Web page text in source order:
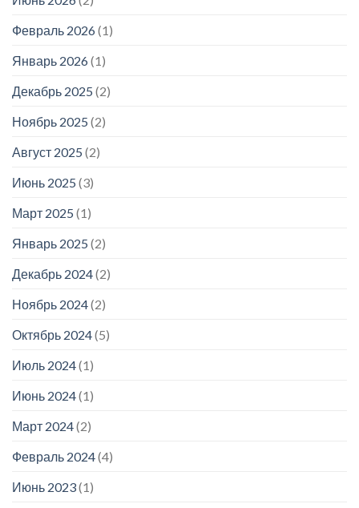
Февраль 2026(1)
Январь 2026(1)
Декабрь 2025 (2)
Ноябрь 2025 (2)
Август 2025 (2)
Июнь 2025 (3)
Март 2025 (1)
Январь 2025 (2)
Декабрь 2024(2)
Ноябрь 2024(2)
Октябрь 2024(5)
Июль 2024(1)
Июнь 2024(1)
Март 2024(2)
Февраль 2024(4)
Июнь 2023(1)